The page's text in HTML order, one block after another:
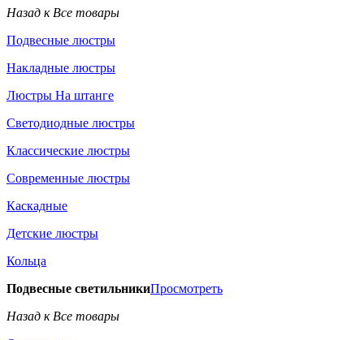
Назад к Все товары
Подвесные люстры
Накладные люстры
Люстры На штанге
Светодиодные люстры
Классические люстры
Современные люстры
Каскадные
Детские люстры
Кольца
Подвесные светильникиПросмотреть
Назад к Все товары